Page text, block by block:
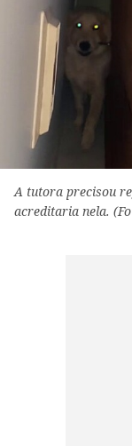
A tutora precisou
acreditaria nela.